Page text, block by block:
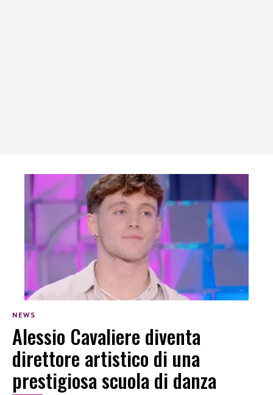
NEWS
Alessio Cavaliere diventa
direttore artistico di una
prestigiosa scuola di danza